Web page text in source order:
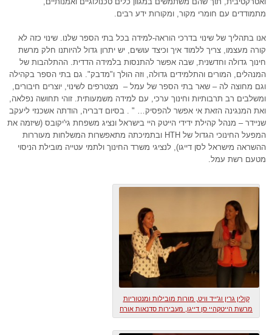
מתמודדים עם חומרי מקור, ומקורות ידע רבים.
אנו בתהליך של שינוי בדרכי הוראה-למידה בכל בתי הספר שלנו. שינוי כזה לא
קורה מעצמו, צריך ללמוד איך וכיצד עושים, יש יתרון גדול להיותנו חלק מרשת
חינוך גדולה וחדשנית, שבה אפשר להתנסות בלמידה הדדית. ההתלהבות של
המנהלים, המורים והתלמידים גדולה, וזה הולך ו"מדבק". גם בתי הספר בקהילה
וגם מחוצה לה – שאר בתי הספר של עמל – מצטרפים לשינוי, יוצרים חיבורים,
ומשלבים רב תרבותיות וחינוך ערכי, עם למידה משמעותית. זוהי תחושה נפלאה,
ואת המנגינה הזאת אי אפשר להפסיק… " . בסיום דבריה, הודתה אשכנזי ליעקב
שניידר – מנהל קהילת ידידי הייטק היי בישראל ונציג משפחת גי'יקובס (שיזמה את
המפעל החינוכי הגדול של HTH ובתמיכתה מתאפשרות המשלחות מעוררות
ההשראה מישראל לסן דייגו), לנציגי משרד החינוך ולתמי עטייה מובילת הניסוי
מטעם רשת עמל.
קולין גרין וג'ייד וויט, מורות מובילות ומנטוריות
מרשת הייטקהיי סן דייגו, מעבירות סדנאות אורח